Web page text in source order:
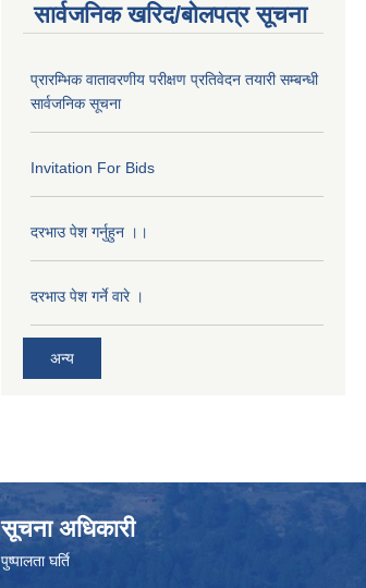
सार्वजनिक खरिद/बोलपत्र सूचना
प्रारम्भिक वातावरणीय परीक्षण प्रतिवेदन तयारी सम्बन्धी
सार्वजनिक सूचना
Invitation For Bids
दरभाउ पेश गर्नुहुन ।।
दरभाउ पेश गर्ने वारे ।
अन्य
सूचना अधिकारी
पुष्पालता घर्ति